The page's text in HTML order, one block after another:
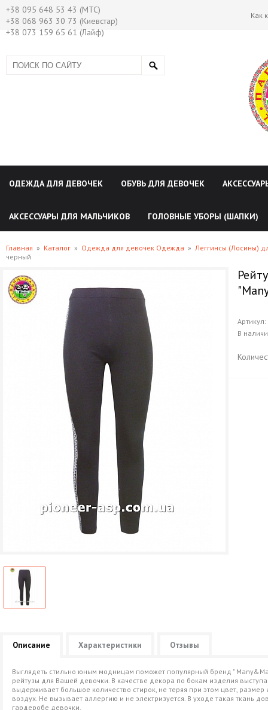
+38 095 648 53 43 (МТС)
+38 068 963 30 73 (Киевстар)
+38 073 159 65 61 (Лайф)
Как
ОДЕЖДА ДЛЯ ДЕВОЧЕК ОБУВЬ ДЛЯ ДЕВОЧЕК
АКСЕССУАРЫ ДЛЯ МАЛЬЧИКОВ ГОЛОВНЫЕ УБОРЫ (ШАПКИ)
Главная » Каталог » Одежда для девочек Одежда » Леггинсы (Лосины)
черный
Артикул:
В
Описание Характеристики Отзывы
Выглядеть стильно юным модницам поможет популярный бренд "
рейтузы для Вашей девочки. В качестве декора по бокам изделия
выдерживает большое количество стирок, не теряя при этом цвет,
воздух. Не вызывает аллергию и не электризуется. В уходе такая ткань
гардеробе девочки.